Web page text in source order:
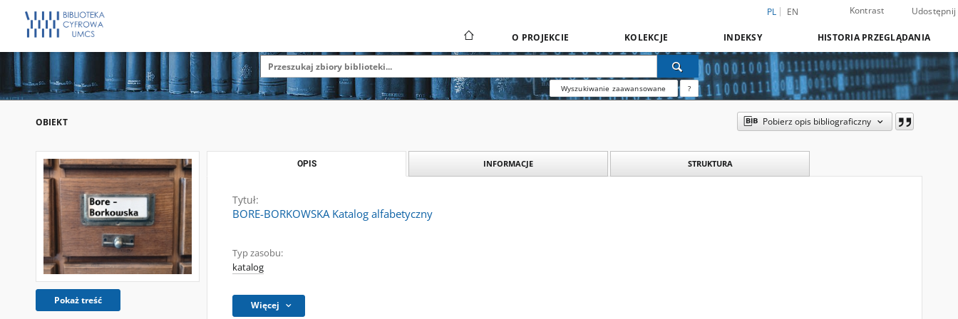
PL EN Kontrast Udostępnij
O PROJEKCIE KOLEKCJE INDEKSY HISTORIA PRZEGLĄDANIA
Wyszukiwanie zaawansowane ?
OBIEKT Pobierz opis bibliograficzny
Pokaż treść
OPIS INFORMACJE STRUKTURA
Tytuł:
BORE-BORKOWSKA Katalog alfabetyczny
Typ zasobu:
katalog
Więcej